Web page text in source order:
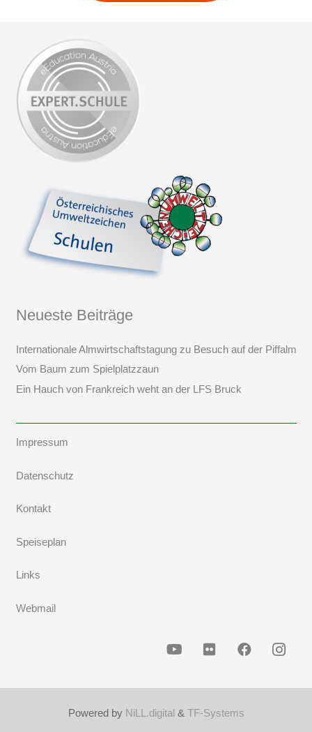
Neueste Beiträge
Internationale Almwirtschaftstagung zu Besuch auf der Piffalm
Vom Baum zum Spielplatzzaun
Ein Hauch von Frankreich weht an der LFS Bruck
Impressum
Datenschutz
Kontakt
Speiseplan
Links
Webmail
Powered by NiLL.digital & TF-Systems